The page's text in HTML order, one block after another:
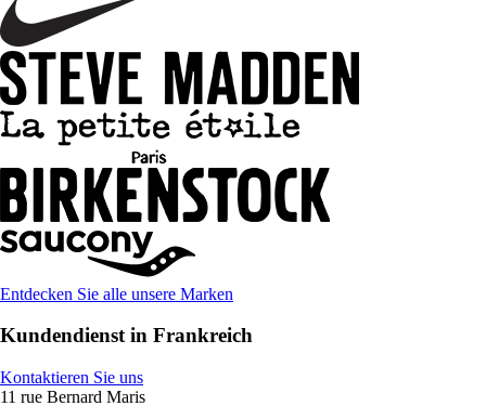
Entdecken Sie alle unsere Marken
Kundendienst in Frankreich
Kontaktieren Sie uns
11 rue Bernard Maris